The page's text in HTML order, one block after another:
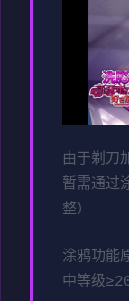
由于剃刀
暂需通过
整）
涂鸦功能
中等级